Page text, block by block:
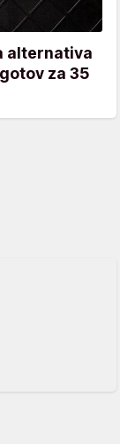
alternativa
za 35